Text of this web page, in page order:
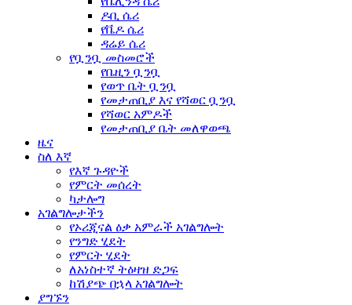
ዶቢ ሴሪ
የቬዶ ሴሪ
ዳሬይ ሴሪ
የቧንቧ መስመሮች
የቤዚን ቧንቧ
የወጥ ቤት ቧንቧ
የመታጠቢያ እና የሻወር ቧንቧ
የሻወር አምዶች
የመታጠቢያ ቤት መለዋወጫ
ዜና
ስለ እኛ
የእኛ ጉዳዮች
የምርት መሰረት
ካታሎግ
አገልግሎታችን
የኦሪጂናል ዕቃ አምራች አገልግሎት
የንግድ ሂደት
የምርት ሂደት
ለአነስተኛ ትዕዛዝ ድጋፍ
ከሽያጭ በኋላ አገልግሎት
ያግኙን